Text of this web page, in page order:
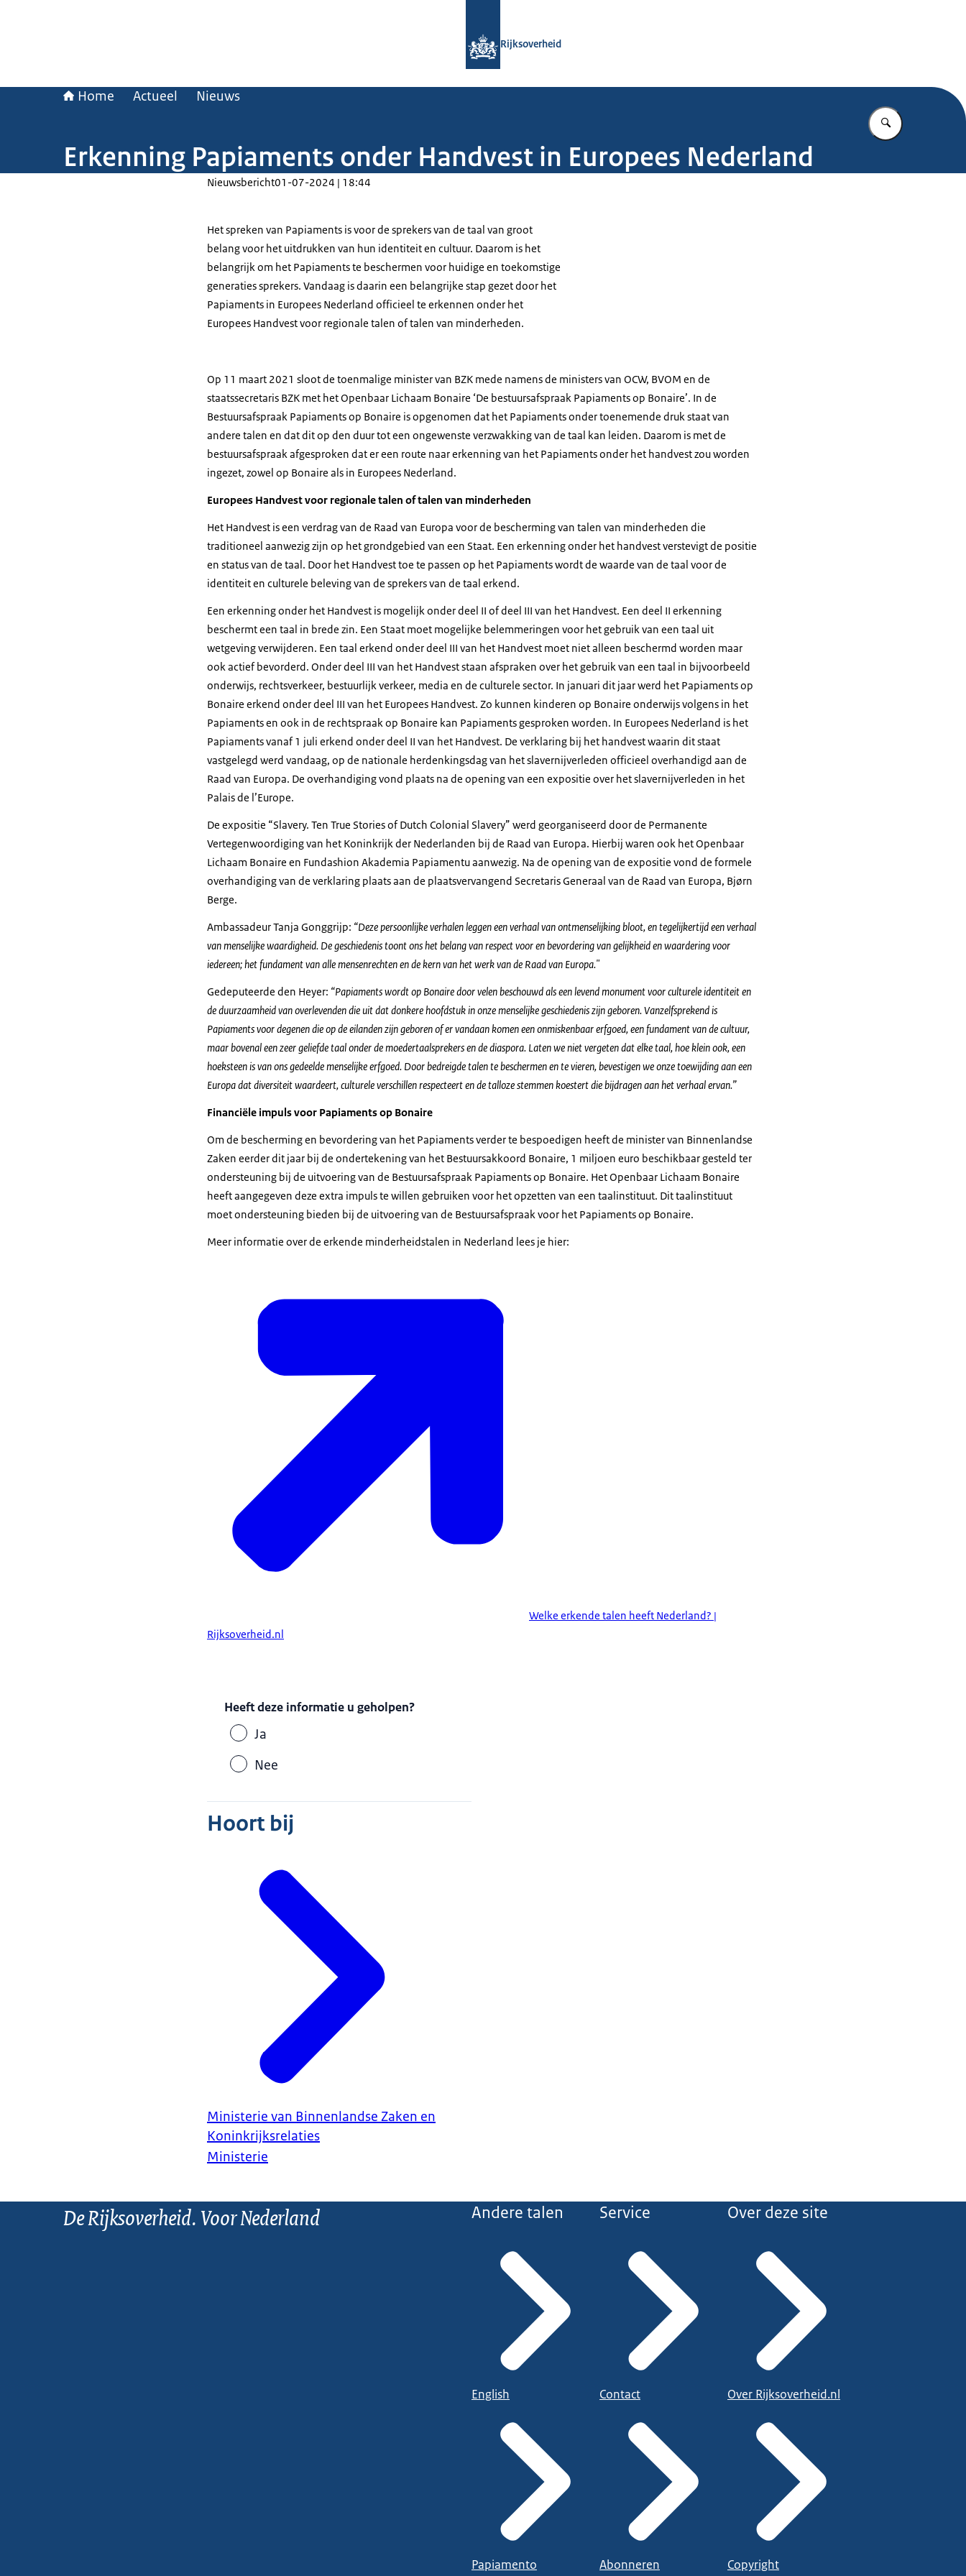
Rijksoverheid
Home Actueel Nieuws
Vul in wat u
Erkenning Papiaments onder Handvest in Europees Nederland
Nieuwsbericht01-07-2024 | 18:44
Het spreken van Papiaments is voor de sprekers van de taal van groot
belang voor het uitdrukken van hun identiteit en cultuur. Daarom is het
belangrijk om het Papiaments te beschermen voor huidige en toekomstige
generaties sprekers. Vandaag is daarin een belangrijke stap gezet door het
Papiaments in Europees Nederland officieel te erkennen onder het
Europees Handvest voor regionale talen of talen van minderheden.
Op 11 maart 2021 sloot de toenmalige minister van BZK mede namens de ministers van OCW, BVOM en de
staatssecretaris BZK met het Openbaar Lichaam Bonaire ‘De bestuursafspraak Papiaments op Bonaire’. In de
Bestuursafspraak Papiaments op Bonaire is opgenomen dat het Papiaments onder toenemende druk staat van
andere talen en dat dit op den duur tot een ongewenste verzwakking van de taal kan leiden. Daarom is met de
bestuursafspraak afgesproken dat er een route naar erkenning van het Papiaments onder het handvest zou worden
ingezet, zowel op Bonaire als in Europees Nederland.
Europees Handvest voor regionale talen of talen van minderheden
Het Handvest is een verdrag van de Raad van Europa voor de bescherming van talen van minderheden die
traditioneel aanwezig zijn op het grondgebied van een Staat. Een erkenning onder het handvest verstevigt de positie
en status van de taal. Door het Handvest toe te passen op het Papiaments wordt de waarde van de taal voor de
identiteit en culturele beleving van de sprekers van de taal erkend.
Een erkenning onder het Handvest is mogelijk onder deel II of deel III van het Handvest. Een deel II erkenning
beschermt een taal in brede zin. Een Staat moet mogelijke belemmeringen voor het gebruik van een taal uit
wetgeving verwijderen. Een taal erkend onder deel III van het Handvest moet niet alleen beschermd worden maar
ook actief bevorderd. Onder deel III van het Handvest staan afspraken over het gebruik van een taal in bijvoorbeeld
onderwijs, rechtsverkeer, bestuurlijk verkeer, media en de culturele sector. In januari dit jaar werd het Papiaments op
Bonaire erkend onder deel III van het Europees Handvest. Zo kunnen kinderen op Bonaire onderwijs volgens in het
Papiaments en ook in de rechtspraak op Bonaire kan Papiaments gesproken worden. In Europees Nederland is het
Papiaments vanaf 1 juli erkend onder deel II van het Handvest. De verklaring bij het handvest waarin dit staat
vastgelegd werd vandaag, op de nationale herdenkingsdag van het slavernijverleden officieel overhandigd aan de
Raad van Europa. De overhandiging vond plaats na de opening van een expositie over het slavernijverleden in het
Palais de l’Europe.
De expositie “Slavery. Ten True Stories of Dutch Colonial Slavery” werd georganiseerd door de Permanente
Vertegenwoordiging van het Koninkrijk der Nederlanden bij de Raad van Europa. Hierbij waren ook het Openbaar
Lichaam Bonaire en Fundashion Akademia Papiamentu aanwezig. Na de opening van de expositie vond de formele
overhandiging van de verklaring plaats aan de plaatsvervangend Secretaris Generaal van de Raad van Europa, Bjørn
Berge.
Ambassadeur Tanja Gonggrijp: “Deze persoonlijke verhalen leggen een verhaal van ontmenselijking bloot, en tegelijkertijd een verhaal
van menselijke waardigheid. De geschiedenis toont ons het belang van respect voor en bevordering van gelijkheid en waardering voor
iedereen; het fundament van alle mensenrechten en de kern van het werk van de Raad van Europa."
Gedeputeerde den Heyer: “Papiaments wordt op Bonaire door velen beschouwd als een levend monument voor culturele identiteit en
de duurzaamheid van overlevenden die uit dat donkere hoofdstuk in onze menselijke geschiedenis zijn geboren. Vanzelfsprekend is
Papiaments voor degenen die op de eilanden zijn geboren of er vandaan komen een onmiskenbaar erfgoed, een fundament van de cultuur,
maar bovenal een zeer geliefde taal onder de moedertaalsprekers en de diaspora. Laten we niet vergeten dat elke taal, hoe klein ook, een
hoeksteen is van ons gedeelde menselijke erfgoed. Door bedreigde talen te beschermen en te vieren, bevestigen we onze toewijding aan een
Europa dat diversiteit waardeert, culturele verschillen respecteert en de talloze stemmen koestert die bijdragen aan het verhaal ervan.”
Financiële impuls voor Papiaments op Bonaire
Om de bescherming en bevordering van het Papiaments verder te bespoedigen heeft de minister van Binnenlandse
Zaken eerder dit jaar bij de ondertekening van het Bestuursakkoord Bonaire, 1 miljoen euro beschikbaar gesteld ter
ondersteuning bij de uitvoering van de Bestuursafspraak Papiaments op Bonaire. Het Openbaar Lichaam Bonaire
heeft aangegeven deze extra impuls te willen gebruiken voor het opzetten van een taalinstituut. Dit taalinstituut
moet ondersteuning bieden bij de uitvoering van de Bestuursafspraak voor het Papiaments op Bonaire.
Meer informatie over de erkende minderheidstalen in Nederland lees je hier:
Welke erkende talen heeft Nederland? |
Rijksoverheid.nl
Heeft deze informatie u geholpen?
Ja
Nee
Hoort bij
Ministerie van Binnenlandse Zaken en
Koninkrijksrelaties
Ministerie
De Rijksoverheid. Voor Nederland Andere talen
English
Papiamento
Service
Contact
Abonneren
Over deze site
Over Rijksoverheid.nl
Copyright